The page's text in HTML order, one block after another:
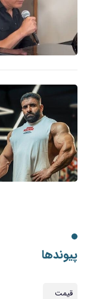
پیوندها
قیمت